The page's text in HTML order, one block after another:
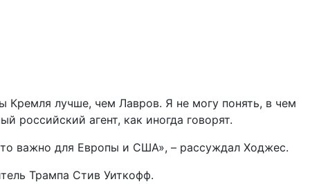
Кремля лучше, чем Лавров. Я не могу понять, в чем
российский агент, как иногда говорят.
важно для Европы и США», – рассуждал Ходжес.
Трампа Стив Уиткофф.